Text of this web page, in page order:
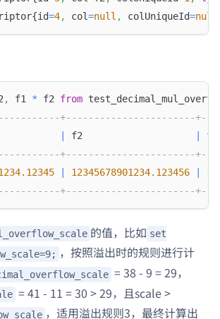
=4, col=null , colUniqueId=null
, f1 * f2 from
+-----------------------
f2
+-----------------------
12345678901234.123456
+-----------------------
的值，比如 set
，按照溢出时的规则进行计
= 38 - 9 = 29，
= 41 - 11 = 30 > 29，且scale >
，适用溢出规则3，最终计算出